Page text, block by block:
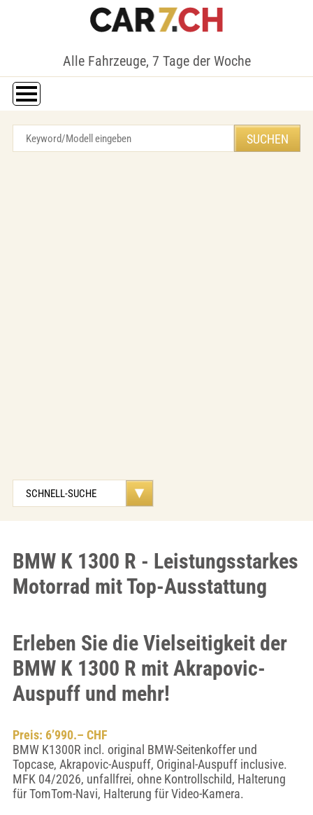
Alle Fahrzeuge, 7 Tage der Woche
BMW K 1300 R - Leistungsstarkes
Motorrad mit Top-Ausstattung
Erleben Sie die Vielseitigkeit der
BMW K 1300 R mit Akrapovic-
Auspuff und mehr!
Preis: 6’990.– CHF
BMW K1300R incl. original BMW-Seitenkoffer und
Topcase, Akrapovic-Auspuff, Original-Auspuff inclusive.
MFK 04/2026, unfallfrei, ohne Kontrollschild, Halterung
für TomTom-Navi, Halterung für Video-Kamera.